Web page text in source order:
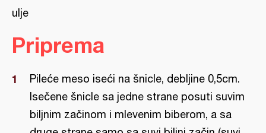
ulje
Priprema
Pileće meso iseći na šnicle, debljine 0,5cm.
Isečene šnicle sa jedne strane posuti suvim
biljnim začinom i mlevenim biberom, a sa